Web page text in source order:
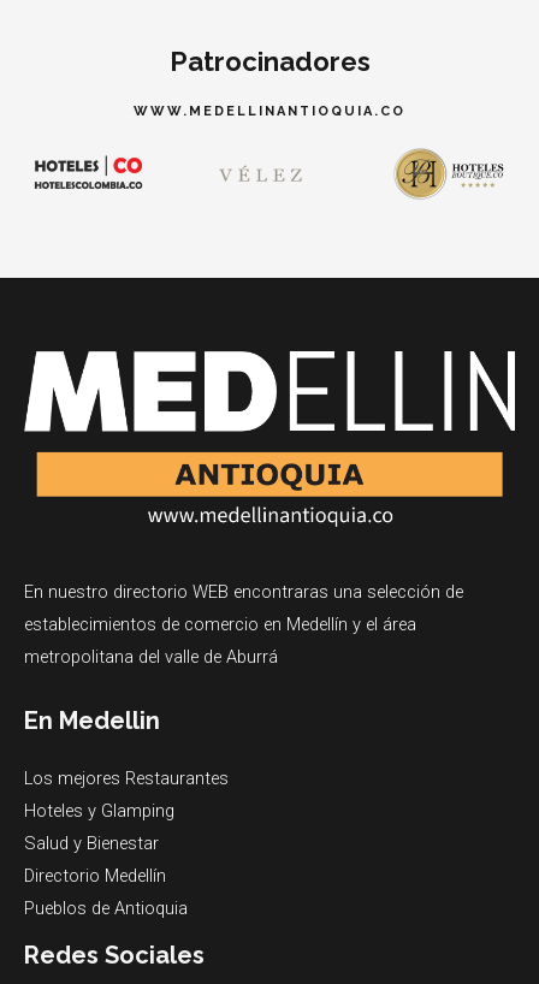
Patrocinadores
WWW.MEDELLINANTIOQUIA.CO
En nuestro directorio WEB encontraras una selección de
establecimientos de comercio en Medellín y el área
metropolitana del valle de Aburrá
En Medellin
Los mejores Restaurantes
Hoteles y Glamping
Salud y Bienestar
Directorio Medellín
Pueblos de Antioquia
Redes Sociales